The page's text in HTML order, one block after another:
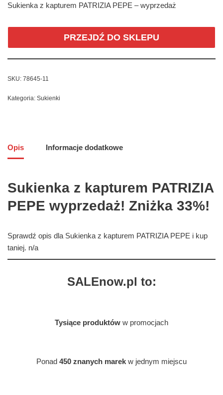
Sukienka z kapturem PATRIZIA PEPE – wyprzedaż
PRZEJDŹ DO SKLEPU
SKU: 78645-11
Kategoria: Sukienki
Opis Informacje dodatkowe
Sukienka z kapturem PATRIZIA
PEPE wyprzedaż! Zniżka 33%!
Sprawdź opis dla Sukienka z kapturem PATRIZIA PEPE i kup
taniej. n/a
SALEnow.pl to:
Tysiące produktów w promocjach
Ponad 450 znanych marek w jednym miejscu